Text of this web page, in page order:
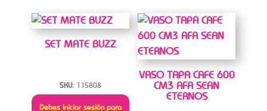
SET MATE BUZZ
SKU: 115808
Debes iniciar sesión para
VASO TAPA CAFE 600
CM3 AFA SEAN
ETERNOS